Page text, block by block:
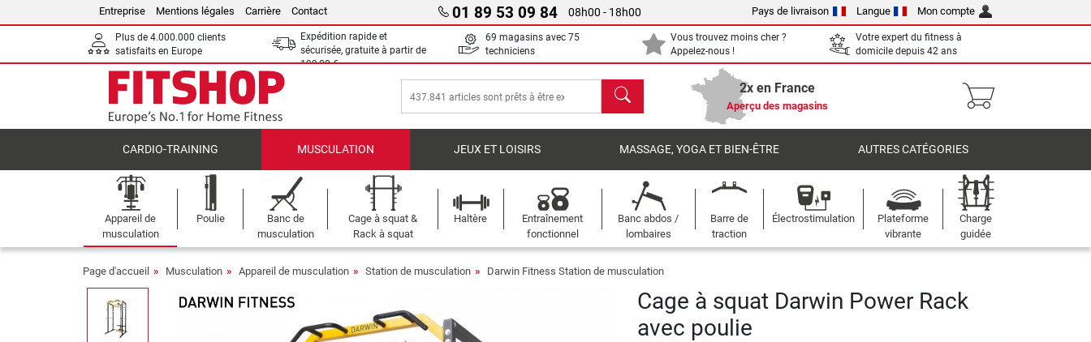
Entreprise Mentions légales Carrière Contact 01 89 53 09 84 08h00 - 18h00 Pays de livraison Langue Mon compte
Plus de 4.000.000 clients
satisfaits en Europe
Expédition rapide et
sécurisée, gratuite à partir de
199,00 €
69 magasins avec 75
techniciens
Vous trouvez moins cher ?
Appelez-nous !
Votre expert du fitness à
domicile depuis 42 ans
chercher 2x en France
Aperçu des magasins
CARDIO-TRAINING MUSCULATION JEUX ET LOISIRS MASSAGE, YOGA ET BIEN-ÊTRE AUTRES CATÉGORIES
Appareil de
musculation
Poulie
Banc de
musculation
Cage à squat &
Rack à squat
Haltère
Entraînement
fonctionnel
Banc abdos /
lombaires
Barre de
traction
Électrostimulation
Plateforme
vibrante
Charge
guidée
Page d'accueil Musculation Appareil de musculation Station de musculation Darwin Fitness Station de musculation
Cage à squat Darwin Power Rack
avec poulie